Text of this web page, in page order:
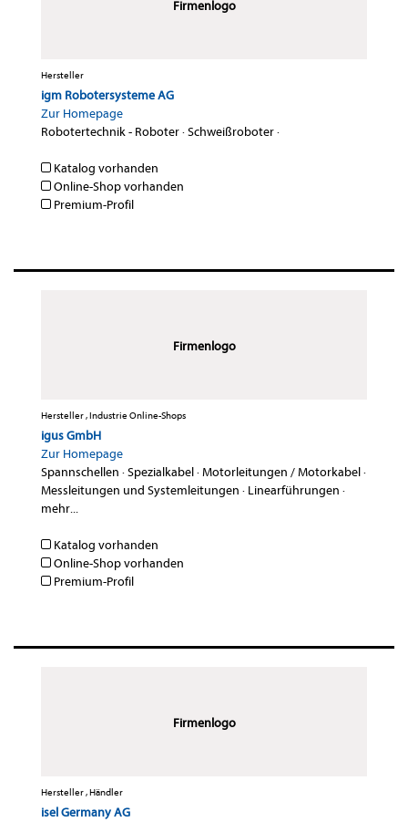
Firmenlogo
Hersteller
igm Robotersysteme AG
Zur Homepage
Robotertechnik - Roboter·Schweißroboter·
Katalog vorhanden
Online-Shop vorhanden
Premium-Profil
Firmenlogo
Hersteller , Industrie Online-Shops
igus GmbH
Zur Homepage
Spannschellen ·Spezialkabel·Motorleitungen / Motorkabel·
Messleitungen und Systemleitungen · Linearführungen ·
mehr...
Katalog vorhanden
Online-Shop vorhanden
Premium-Profil
Firmenlogo
Hersteller , Händler
isel Germany AG